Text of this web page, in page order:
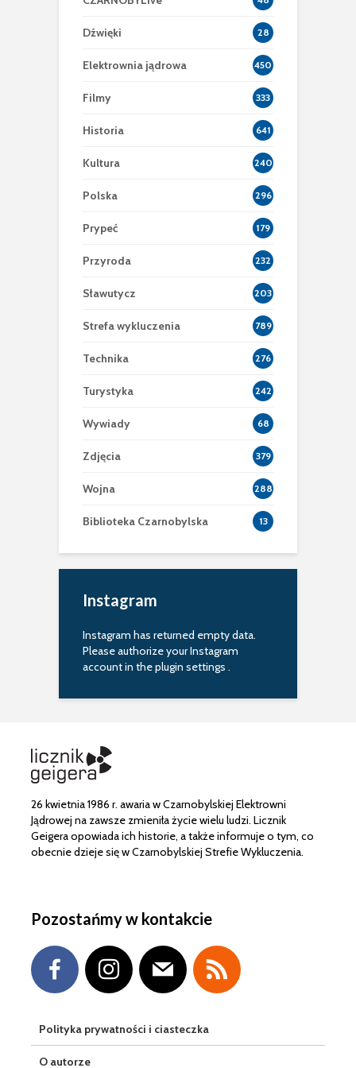
Dźwięki 28
Elektrownia jądrowa 450
Filmy 333
Historia 641
Kultura 240
Polska 296
Prypeć 179
Przyroda 232
Sławutycz 203
Strefa wykluczenia 789
Technika 276
Turystyka 242
Wywiady 68
Zdjęcia 379
Wojna 288
Biblioteka Czarnobylska 13
Instagram
Instagram has returned empty data.
Please authorize your Instagram
account in theplugin settings .
26 kwietnia 1986 r. awaria w Czarnobylskiej Elektrowni
Jądrowej na zawsze zmieniła życie wielu ludzi. Licznik
Geigera opowiada ich historie, a także informuje o tym, co
obecnie dzieje się w Czarnobylskiej Strefie Wykluczenia.
Pozostańmy w kontakcie
Polityka prywatności i ciasteczka
O autorze